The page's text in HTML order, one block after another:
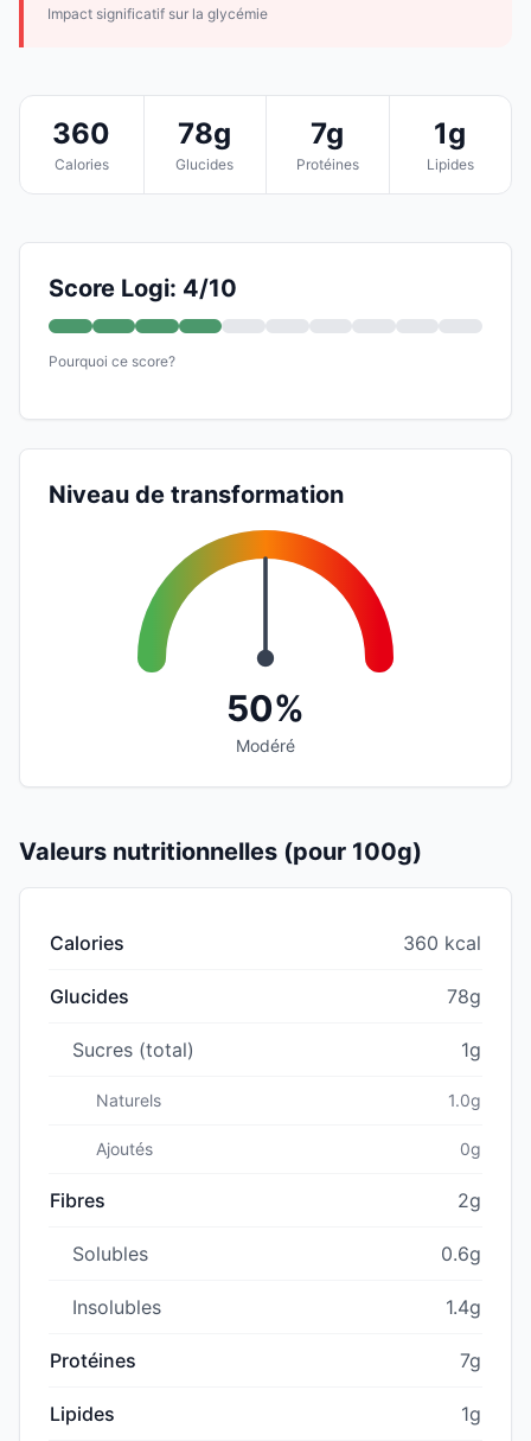
Impact significatif sur la glycémie
360
Calories
78g
Glucides
7g
Protéines
1g
Lipides
Score Logi: 4/10
Pourquoi ce score?
Niveau de transformation
50%
Modéré
Valeurs nutritionnelles (pour 100g)
Calories 360 kcal
Glucides 78g
Sucres (total) 1g
Naturels 1.0g
Ajoutés 0g
Fibres 2g
Solubles 0.6g
Insolubles 1.4g
Protéines 7g
Lipides 1g